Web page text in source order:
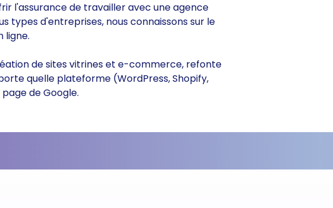
l'assurance de travailler avec une agence
types d'entreprises, nous connaissons sur le
ligne.
de sites vitrines et e-commerce, refonte
quelle plateforme (WordPress, Shopify,
de Google.